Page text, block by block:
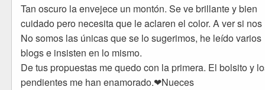
Tan oscuro la envejece un montón. Se ve brillante y bien
cuidado pero necesita que le aclaren el color. A ver si nos
No somos las únicas que se lo sugerimos, he leído varios
blogs e insisten en lo mismo.
De tus propuestas me quedo con la primera. El bolsito y
pendientes me han enamorado.❤Nueces